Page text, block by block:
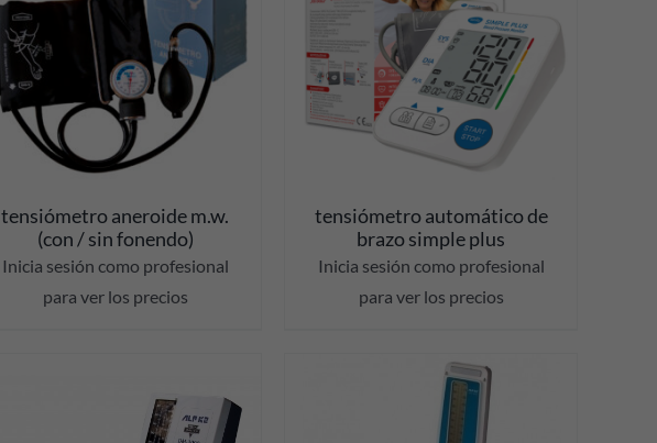
tensiómetro aneroide m.w.
(con / sin fonendo)
Inicia sesión como profesional
para ver los precios
DETALLES
tensiómetro automático de
brazo simple plus
Inicia sesión como profesional
para ver los precios